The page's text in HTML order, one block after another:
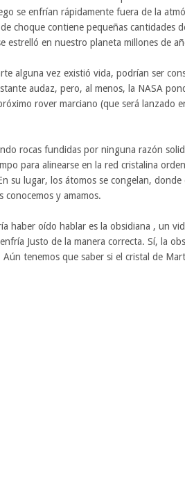
se enfrían rápidamente fuera de la
choque contiene pequeñas cantidades
estrelló en nuestro planeta millones de
alguna vez existió vida, podrían ser
audaz, pero, al menos, la NASA
rover marciano (que será lanzado
rocas fundidas por ninguna razón
para alinearse en la red cristalina
su lugar, los átomos se congelan, donde
y amamos.
haber oído hablar es la obsidiana , un
Justo de la manera correcta. Sí, la
tenemos que saber si el cristal de